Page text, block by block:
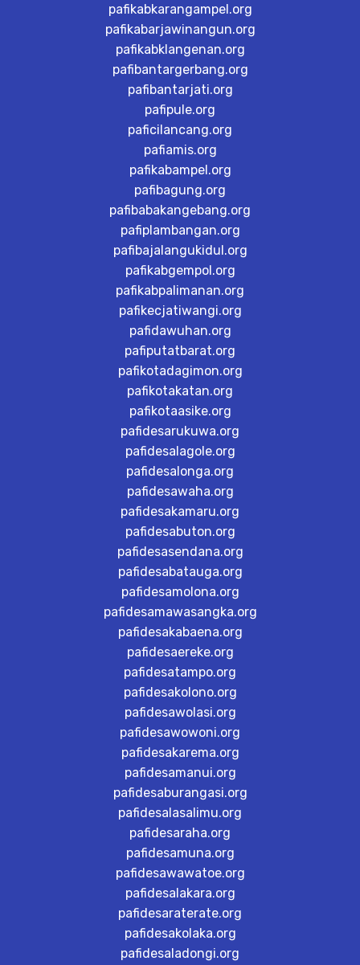
pafikabkarangampel.org
pafikabarjawinangun.org
pafikabklangenan.org
pafibantargerbang.org
pafibantarjati.org
pafipule.org
paficilancang.org
pafiamis.org
pafikabampel.org
pafibagung.org
pafibabakangebang.org
pafiplambangan.org
pafibajalangukidul.org
pafikabgempol.org
pafikabpalimanan.org
pafikecjatiwangi.org
pafidawuhan.org
pafiputatbarat.org
pafikotadagimon.org
pafikotakatan.org
pafikotaasike.org
pafidesarukuwa.org
pafidesalagole.org
pafidesalonga.org
pafidesawaha.org
pafidesakamaru.org
pafidesabuton.org
pafidesasendana.org
pafidesabatauga.org
pafidesamolona.org
pafidesamawasangka.org
pafidesakabaena.org
pafidesaereke.org
pafidesatampo.org
pafidesakolono.org
pafidesawolasi.org
pafidesawowoni.org
pafidesakarema.org
pafidesamanui.org
pafidesaburangasi.org
pafidesalasalimu.org
pafidesaraha.org
pafidesamuna.org
pafidesawawatoe.org
pafidesalakara.org
pafidesaraterate.org
pafidesakolaka.org
pafidesaladongi.org